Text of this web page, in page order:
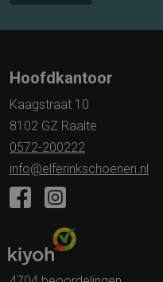
Hoofdkantoor
Kaagstraat 10
8102 GZ Raalte
0572-200222
info@elferinkschoenen.nl